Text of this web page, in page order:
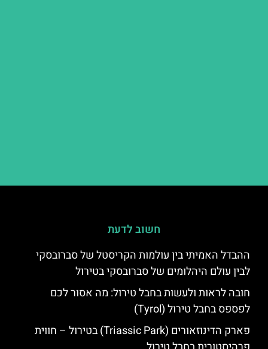
חשוב לדעת
ההבדל האמיתי בין עולמות הקריסטל של סברובסקי
לבין עולם היהלומים של סברובסקי בטירול
חובה לראות ולעשות בחבל טירול: מה אסור לכם
לפספס בחבל טירול (Tyrol)
פארק הדינוזאורים (Triassic Park) בטירול – חווית